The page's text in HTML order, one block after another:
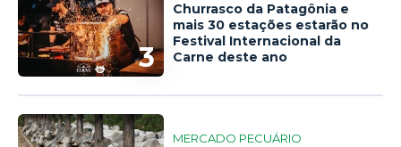
3
Churrasco da Patagônia e
mais 30 estações estarão no
Festival Internacional da
Carne deste ano
MERCADO PECUÁRIO